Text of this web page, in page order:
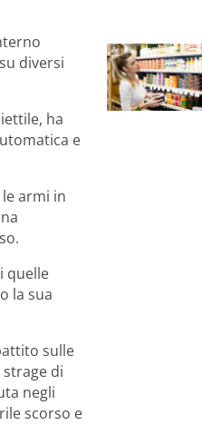
diversi
ha
e
armi in
quelle
la sua
sulle
di
negli
scorso e